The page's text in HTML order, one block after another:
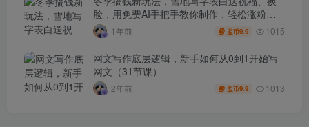
脸，用免费AI手把手教你制作，轻松涨粉
3.5w，接单到手软
1年前 盟币9.9 1015
网文写作底层逻辑，新手如何从0到1开始写
网文（31节课）
2年前 盟币9.9 1013